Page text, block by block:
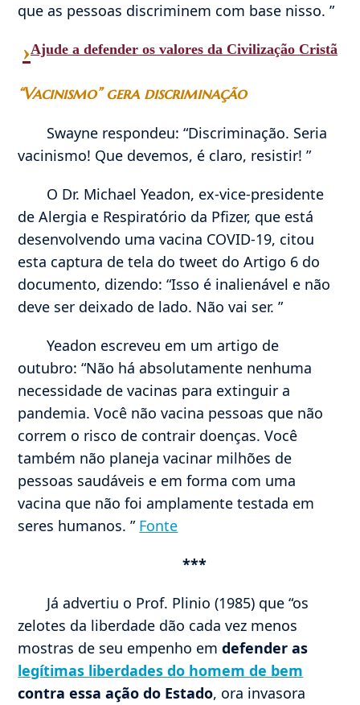
que as pessoas discriminem com base nisso. ”
›Ajude a defender os valores da Civilização Cristã
“Vacinismo” gera discriminação
Swayne respondeu: “Discriminação. Seria
vacinismo! Que devemos, é claro, resistir! ”
O Dr. Michael Yeadon, ex-vice-presidente
de Alergia e Respiratório da Pfizer, que está
desenvolvendo uma vacina COVID-19, citou
esta captura de tela do tweet do Artigo 6 do
documento, dizendo: “Isso é inalienável e não
deve ser deixado de lado. Não vai ser. ”
Yeadon escreveu em um artigo de
outubro: “Não há absolutamente nenhuma
necessidade de vacinas para extinguir a
pandemia. Você não vacina pessoas que não
correm o risco de contrair doenças. Você
também não planeja vacinar milhões de
pessoas saudáveis ​​e em forma com uma
vacina que não foi amplamente testada em
seres humanos. ” Fonte
***
Já advertiu o Prof. Plinio (1985) que “os
zelotes da liberdade dão cada vez menos
mostras de seu empenho emdefender as
legítimas liberdades do homem de bem
contra essa ação do Estado, ora invasora